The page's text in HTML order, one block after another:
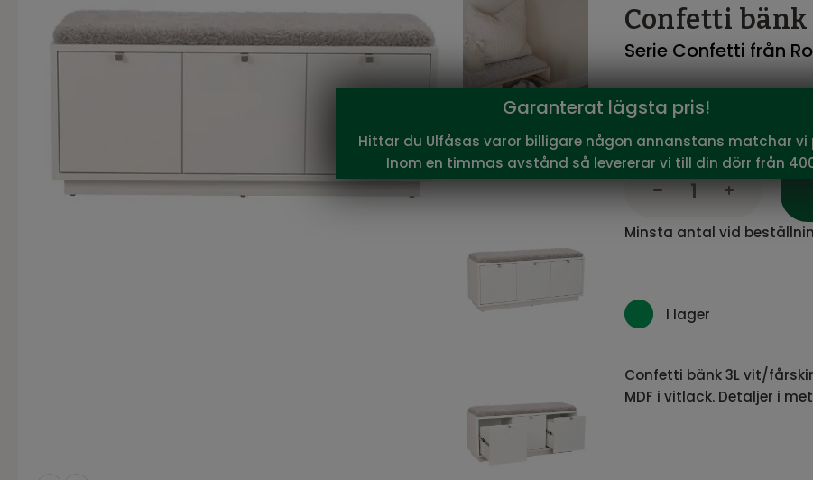
Confetti
Serie Confetti från
Vårt pris:5 995
Minsta antal vid
I lager
Confetti bänk 3L vit/
MDF i vitlack. Detaljer i
Garanterat lägsta pris!
Hittar du Ulfåsas varor billigare någon annanstans matchar vi
Inom en timmas avstånd så levererar vi till din dörr från